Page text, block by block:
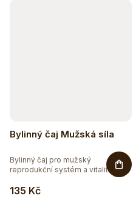
Bylinný čaj Mužská síla
135 Kč
Bylinný čaj pro mužský
reprodukční systém a vitalitu.
Sleva až 20 %